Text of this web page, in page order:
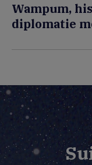
Wampum,
diplomatie